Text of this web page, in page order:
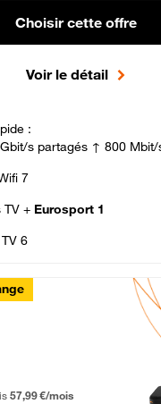
Choisir cette offre
Voir le détail
:
s partagés ↑ 800 Mbit/
7
TV + Eurosport 1
6
Fibre
12 mois puis 57,99 € par
57,99 €/mois